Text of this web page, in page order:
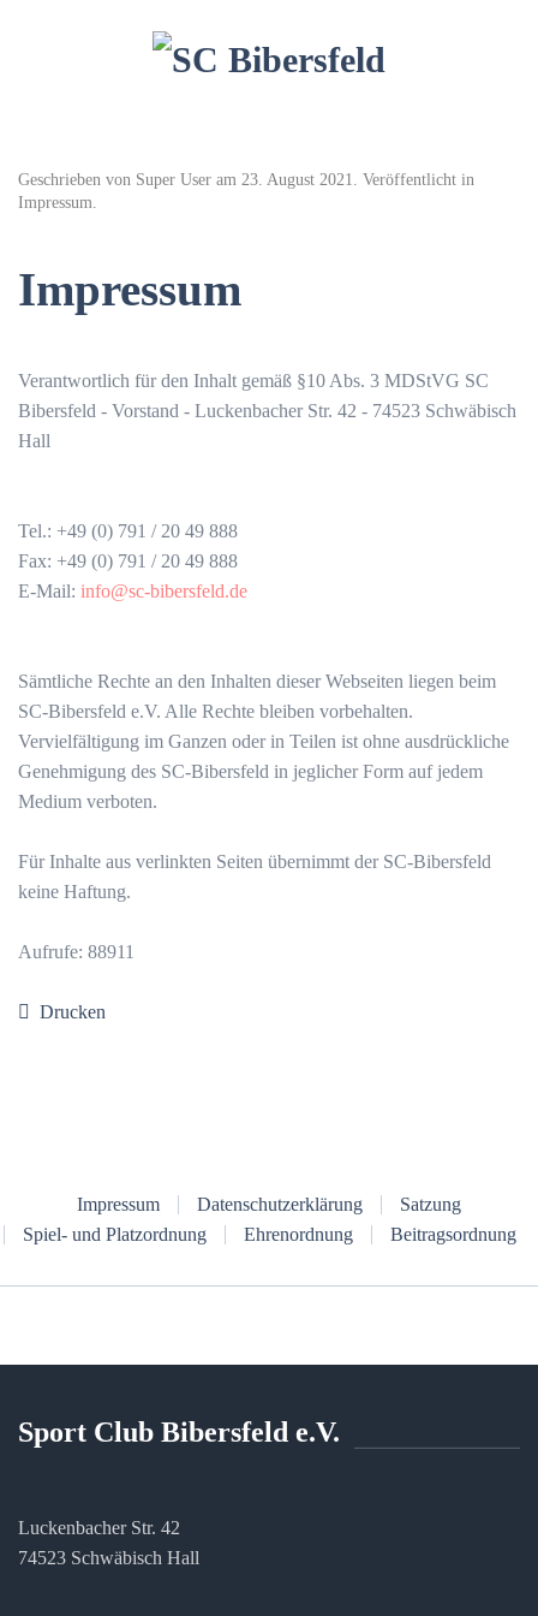
Geschrieben von Super User am 23. August 2021. Veröffentlicht in
Impressum.
Impressum
Verantwortlich für den Inhalt gemäß §10 Abs. 3 MDStVG SC
Bibersfeld - Vorstand - Luckenbacher Str. 42 - 74523 Schwäbisch
Hall
Tel.: +49 (0) 791 / 20 49 888
Fax: +49 (0) 791 / 20 49 888
E-Mail: info@sc-bibersfeld.de
Sämtliche Rechte an den Inhalten dieser Webseiten liegen beim
SC-Bibersfeld e.V. Alle Rechte bleiben vorbehalten.
Vervielfältigung im Ganzen oder in Teilen ist ohne ausdrückliche
Genehmigung des SC-Bibersfeld in jeglicher Form auf jedem
Medium verboten.
Für Inhalte aus verlinkten Seiten übernimmt der SC-Bibersfeld
keine Haftung.
Aufrufe: 88911
Drucken
Impressum Datenschutzerklärung
Satzung
Spiel- und Platzordnung
Ehrenordnung Beitragsordnung
Sport Club Bibersfeld e.V.
Luckenbacher Str. 42
74523 Schwäbisch Hall